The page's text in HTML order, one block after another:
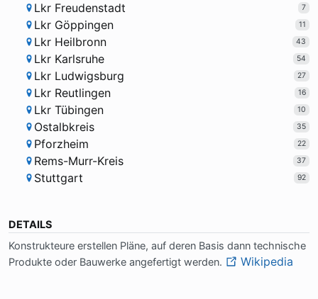
Lkr Freudenstadt 7
Lkr Göppingen 11
Lkr Heilbronn 43
Lkr Karlsruhe 54
Lkr Ludwigsburg 27
Lkr Reutlingen 16
Lkr Tübingen 10
Ostalbkreis 35
Pforzheim 22
Rems-Murr-Kreis 37
Stuttgart 92
DETAILS
Kon­struk­teu­re er­stel­len Plä­ne, auf de­ren Ba­sis dann tech­ni­sche
Pro­duk­te oder Bau­wer­ke an­ge­fer­tigt wer­den.
Wikipedia